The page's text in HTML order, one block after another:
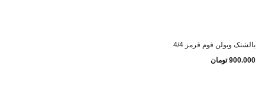
بالشتک ویولن فوم قرمز 4/4
900.000 تومان